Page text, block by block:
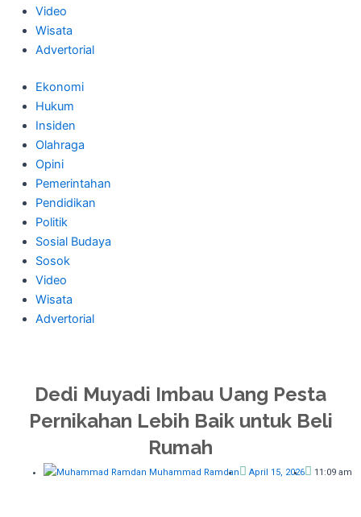
Video
Wisata
Advertorial
Ekonomi
Hukum
Insiden
Olahraga
Opini
Pemerintahan
Pendidikan
Politik
Sosial Budaya
Sosok
Video
Wisata
Advertorial
Dedi Muyadi Imbau Uang Pesta
Pernikahan Lebih Baik untuk Beli
Rumah
Muhammad Ramdan April 15, 2026 11:09 am